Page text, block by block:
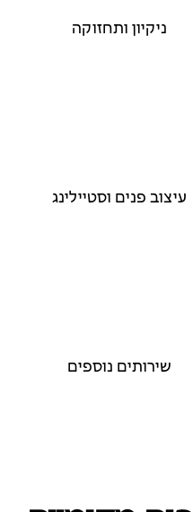
ניקיון ותחזוקה
עיצוב פנים וסטיילינג
שירותים נוספים